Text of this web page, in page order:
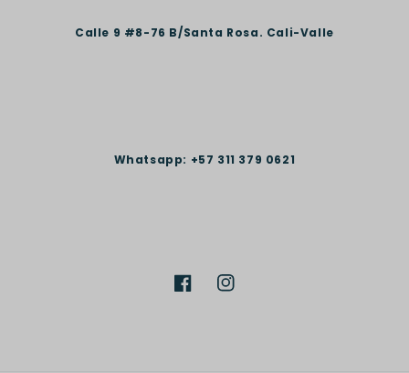
Calle 9 #8-76 B/Santa Rosa. Cali-Valle
Whatsapp: +57 311 379 0621
FacebookInstagram